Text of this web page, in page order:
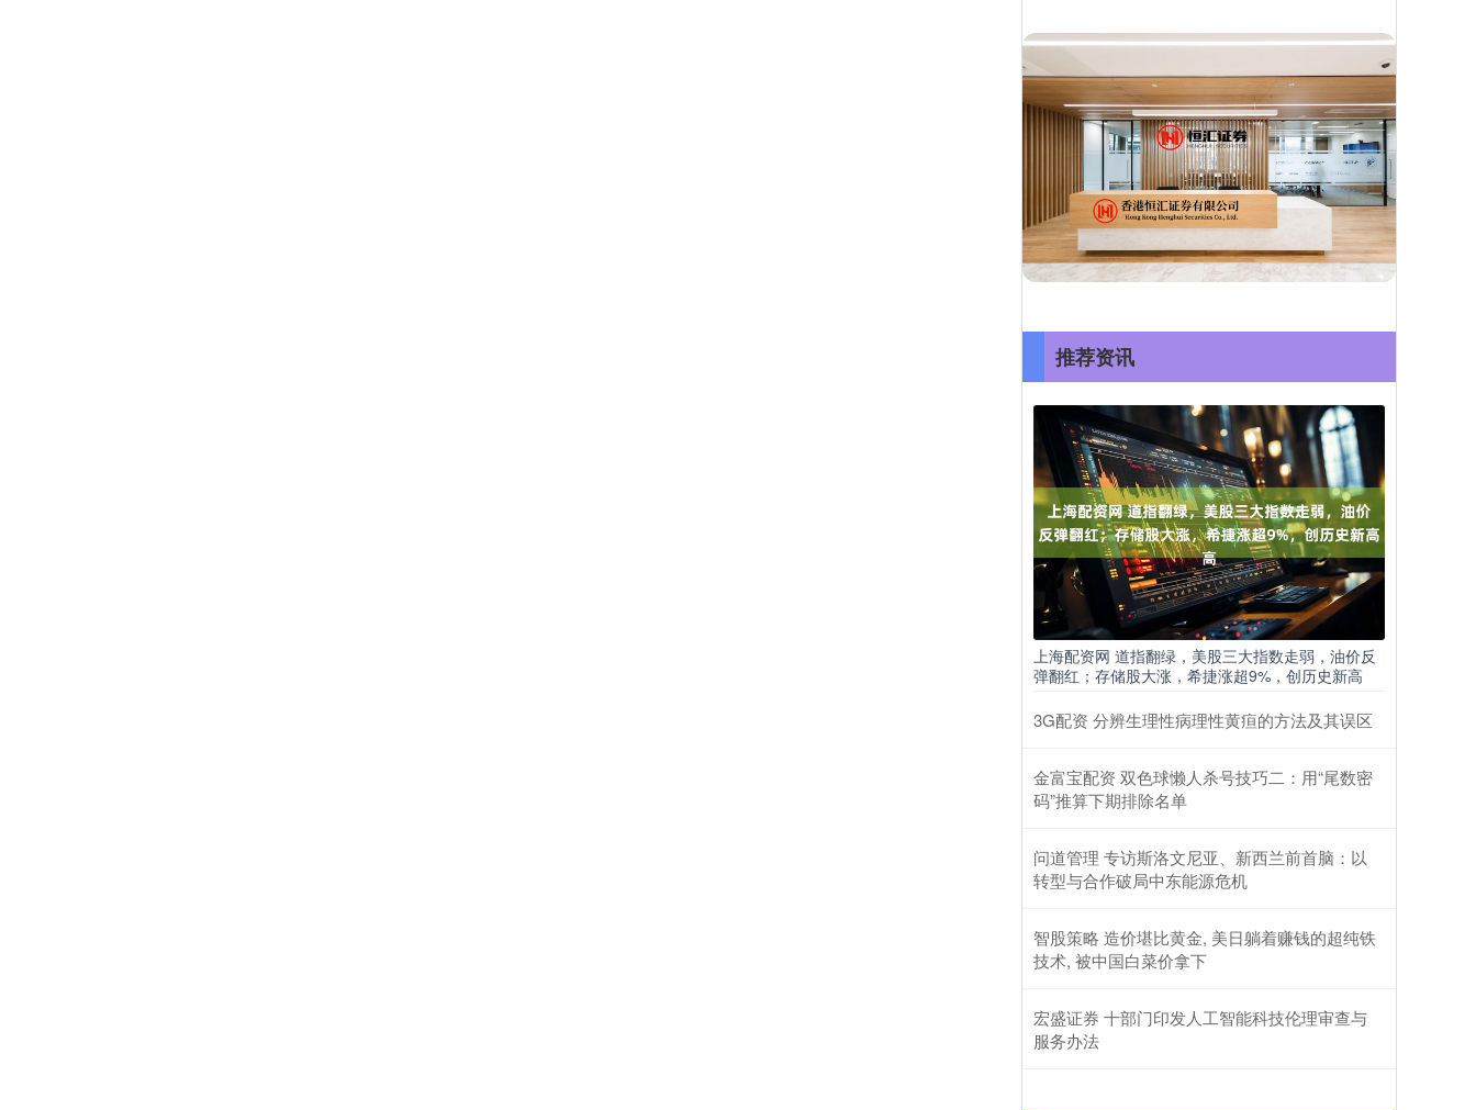
推荐资讯
上海配资网 道指翻绿，美股三大指数走弱，油价反
弹翻红；存储股大涨，希捷涨超9%，创历史新高
3G配资 分辨生理性病理性黄疸的方法及其误区
金富宝配资 双色球懒人杀号技巧二：用“尾数密
码”推算下期排除名单
问道管理 专访斯洛文尼亚、新西兰前首脑：以
转型与合作破局中东能源危机
智股策略 造价堪比黄金, 美日躺着赚钱的超纯铁
技术, 被中国白菜价拿下
宏盛证券 十部门印发人工智能科技伦理审查与
服务办法